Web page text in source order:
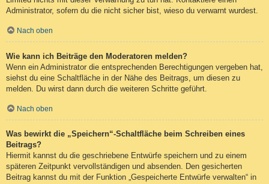
Administrator, sofern du die nicht sicher bist, wieso du verwarnt wurdest.
Nach oben
Wie kann ich Beiträge den Moderatoren melden?
Wenn ein Administrator die entsprechenden Berechtigungen vergeben hat,
siehst du eine Schaltfläche in der Nähe des Beitrags, um diesen zu
melden. Du wirst dann durch die weiteren Schritte geführt.
Nach oben
Was bewirkt die „Speichern“-Schaltfläche beim Schreiben eines
Beitrags?
Hiermit kannst du die geschriebene Entwürfe speichern und zu einem
späteren Zeitpunkt vervollständigen und absenden. Den gesicherten
Beitrag kannst du mit der Funktion „Gespeicherte Entwürfe verwalten“ in